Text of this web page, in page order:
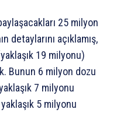
25 milyon
detaylarını açıklamış,
19 milyonu)
Bunun 6 milyon dozu
7 milyonu
5 milyonu